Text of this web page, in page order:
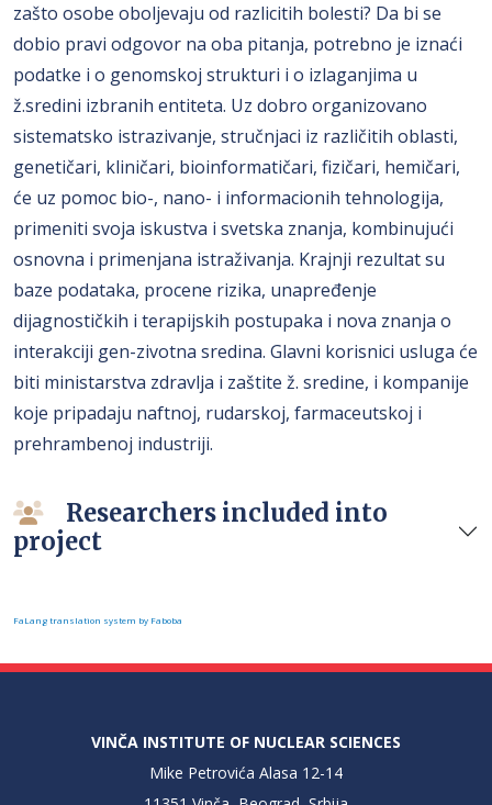
zašto osobe oboljevaju od razlicitih bolesti? Da bi se
dobio pravi odgovor na oba pitanja, potrebno je iznaći
podatke i o genomskoj strukturi i o izlaganjima u
ž.sredini izbranih entiteta. Uz dobro organizovano
sistematsko istrazivanje, stručnjaci iz različitih oblasti,
genetičari, kliničari, bioinformatičari, fizičari, hemičari,
će uz pomoc bio-, nano- i informacionih tehnologija,
primeniti svoja iskustva i svetska znanja, kombinujući
osnovna i primenjana istraživanja. Krajnji rezultat su
baze podataka, procene rizika, unapređenje
dijagnostičkih i terapijskih postupaka i nova znanja o
interakciji gen-zivotna sredina. Glavni korisnici usluga će
biti ministarstva zdravlja i zaštite ž. sredine, i kompanije
koje pripadaju naftnoj, rudarskoj, farmaceutskoj i
prehrambenoj industriji.
Researchers included into
project
FaLang translation system by Faboba
VINČA INSTITUTE OF NUCLEAR SCIENCES
Mike Petrovića Alasa 12-14